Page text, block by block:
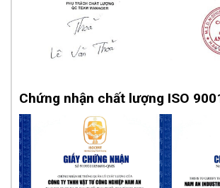
Chứng nhận chất lượng ISO